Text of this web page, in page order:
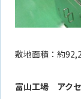
敷地面積：約
富山工場 アク